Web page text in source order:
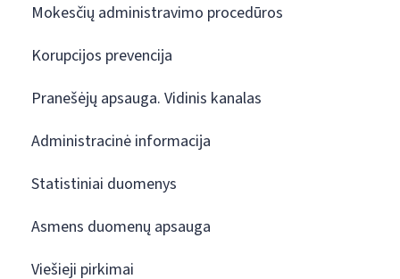
Mokesčių administravimo procedūros
Korupcijos prevencija
Pranešėjų apsauga. Vidinis kanalas
Administracinė informacija
Statistiniai duomenys
Asmens duomenų apsauga
Viešieji pirkimai